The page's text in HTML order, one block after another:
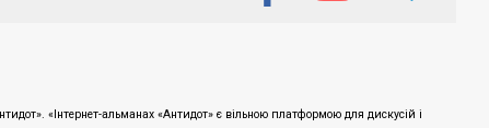
«Інтернет-альманах «Антидот» є вільною платформою для дискусій і